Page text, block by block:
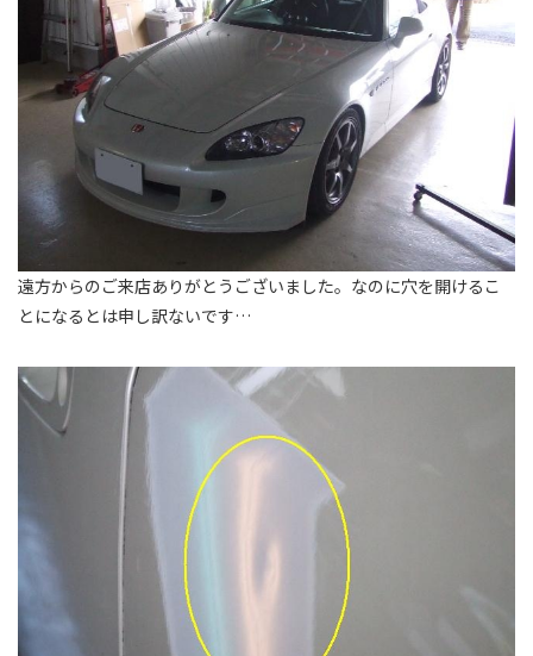
遠方からのご来店ありがとうございました。なのに穴を開けるこ
とになるとは申し訳ないです…